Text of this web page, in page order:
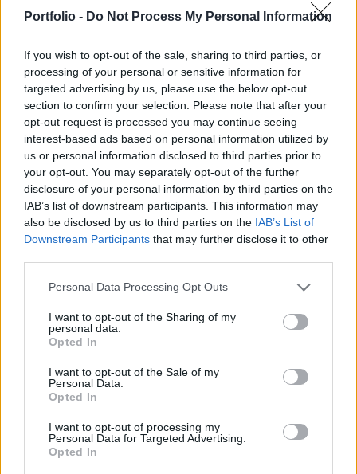
Portfolio - Do Not Process My Personal Information
If you wish to opt-out of the sale, sharing to third parties, or
processing of your personal or sensitive information for
targeted advertising by us, please use the below opt-out
section to confirm your selection. Please note that after your
opt-out request is processed you may continue seeing
interest-based ads based on personal information utilized by
us or personal information disclosed to third parties prior to
your opt-out. You may separately opt-out of the further
disclosure of your personal information by third parties on the
IAB’s list of downstream participants. This information may
also be disclosed by us to third parties on the IAB’s List of
Downstream Participants that may further disclose it to other
Personal Data Processing Opt Outs
I want to opt-out of the Sharing of my
personal data.
Opted In
I want to opt-out of the Sale of my
Personal Data.
Opted In
I want to opt-out of processing my
Personal Data for Targeted Advertising.
Opted In
ukrán nyári hadjárat egyik legnagyobb eredménye
Robotine mellett.
Tegnap offenzívát indított az orosz haderő a
Sztaromajorszke-Velika Novoszilka szektorban: a Donyeck
megye nyugati részében található térség volt a tavalyi
ukrán offenzíva egyik fő csapásiránya. Az ukrán haderő 4-
5 falut tudott felszabadítani a régióban. Oroszország
katonái most Sztaromajorszkét és Urozsainét ostromolják:
orosz jelentések szerint az utóbbi falu területére...
KEDVES OLVASÓNK!
tartozik, melynek olvasása előfizetéses
regisztrációhoz kötött.
Az előfizetés a következőket tartalmazza:
Portfolio.hu teljes cikkarchívum
Kötéslisták: BÉT elmúlt 2 év napon belüli
kötéslistái
Előfizetés